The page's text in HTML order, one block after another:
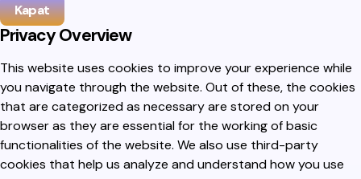
Kapat
Privacy Overview
This website uses cookies to improve your experience while
you navigate through the website. Out of these, the cookies
that are categorized as necessary are stored on your
browser as they are essential for the working of basic
functionalities of the website. We also use third-party
cookies that help us analyze and understand how you use